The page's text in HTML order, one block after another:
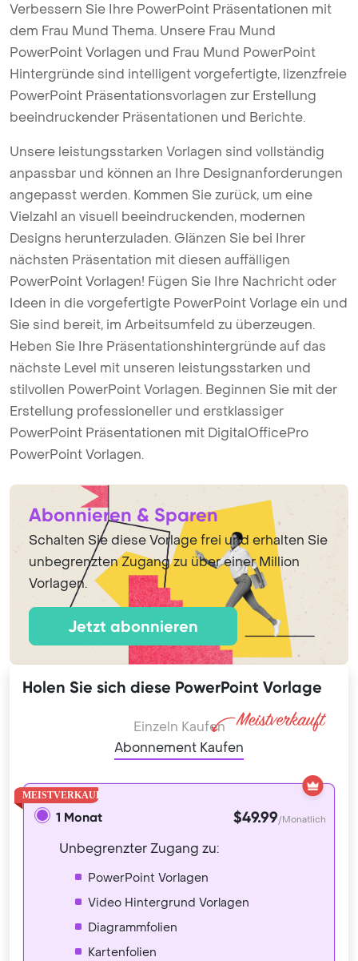
Verbessern Sie Ihre PowerPoint Präsentationen mit
dem Frau Mund Thema. Unsere Frau Mund
PowerPoint Vorlagen und Frau Mund PowerPoint
Hintergründe sind intelligent vorgefertigte, lizenzfreie
PowerPoint Präsentationsvorlagen zur Erstellung
beeindruckender Präsentationen und Berichte.
Unsere leistungsstarken Vorlagen sind vollständig
anpassbar und können an Ihre Designanforderungen
angepasst werden. Kommen Sie zurück, um eine
Vielzahl an visuell beeindruckenden, modernen
Designs herunterzuladen. Glänzen Sie bei Ihrer
nächsten Präsentation mit diesen auffälligen
PowerPoint Vorlagen! Fügen Sie Ihre Nachricht oder
Ideen in die vorgefertigte PowerPoint Vorlage ein und
Sie sind bereit, im Arbeitsumfeld zu überzeugen.
Heben Sie Ihre Präsentationshintergründe auf das
nächste Level mit unseren leistungsstarken und
stilvollen PowerPoint Vorlagen. Beginnen Sie mit der
Erstellung professioneller und erstklassiger
PowerPoint Präsentationen mit DigitalOfficePro
PowerPoint Vorlagen.
Abonnieren & Sparen
Schalten Sie diese Vorlage frei und erhalten Sie
unbegrenzten Zugang zu über einer Million
Vorlagen.
Jetzt abonnieren
Holen Sie sich diese PowerPoint Vorlage
Einzeln Kaufen
Abonnement Kaufen
1 Monat $49.99/Monatlich
Unbegrenzter Zugang zu:
PowerPoint Vorlagen
Video Hintergrund Vorlagen
Diagrammfolien
Kartenfolien